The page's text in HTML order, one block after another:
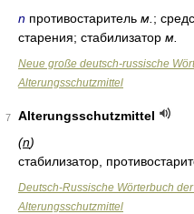
n противостаритель м. ;
старения; стабилизатор м.
Neue große deutsch-russische
Alterungsschutzmittel
7
Alterungsschutzmittel
(n)
стабилизатор,
Deutsch-Russische Wörterbuch
Alterungsschutzmittel